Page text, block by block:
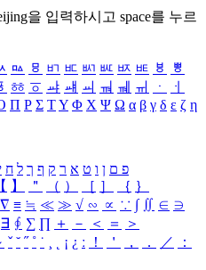
을 입력하시고 space를 누르
ㅰ ㅱ ㅲ ㅳ ㅴ ㅵ ㅶ ㅷ ㅸ
ㅹ
ㆅ ㆆ ㆇ ㆈ ㆉ ㆊ ㆋ ㆌ ㆍ
ㆎ
Π Ρ Σ ΤΥ Φ Χ Ψ Ω α β γ δ ε ζ η
פ ם ן ו ט א ר ק ף ך ל ח
【 】 ＂ （ ） ［ ］ ｛ ｝
∇ ≡ ≒ ≪ ≫ √ ∽ ∝ ∵ ∫ ∬ ∈ ∋
∃ ∮ ∑ ∏ ＋ － ＜ ＝
＞
ˇ ˘ ˝ ˚ ˙ ¸ ¡ ¿ ː ！ ＇ ， ． ／
：